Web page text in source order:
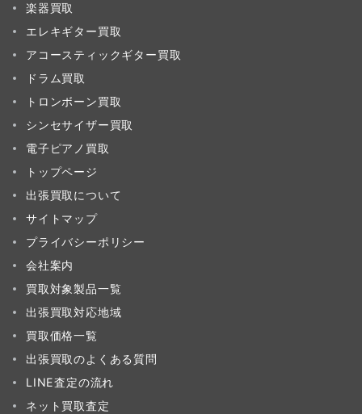
楽器買取
エレキギター買取
アコースティックギター買取
ドラム買取
トロンボーン買取
シンセサイザー買取
電子ピアノ買取
トップページ
出張買取について
サイトマップ
プライバシーポリシー
会社案内
買取対象製品一覧
出張買取対応地域
買取価格一覧
出張買取のよくある質問
LINE査定の流れ
ネット買取査定